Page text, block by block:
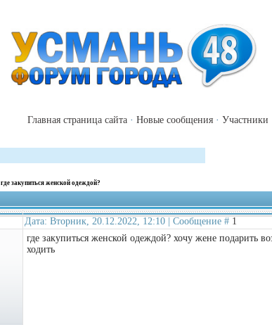
Главная страница сайта · Новые сообщения · Участники
где закупиться женской одеждой?
Дата: Вторник, 20.12.2022, 12:10 | Сообщение # 1
где закупиться женской одеждой? хочу жене подарить
ходить